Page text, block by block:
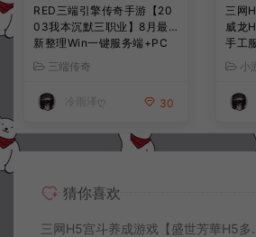
RED三端引擎传奇手游【20
03我本沉默三职业】8月最
新整理Win一键服务端+PC
安卓+详细搭建教程
三端传奇
冷雨泽ღ 30
三网
威龙
手工
+解
+详
小
猜你喜欢
三网H5宫斗养成游戏【盛世芳華H5多区